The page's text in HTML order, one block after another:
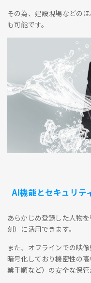
その為、建設現場などの
も可能です。
AI機能とセキュリテ
あらかじめ登録した人物
刻）に活用できます。
また、オフラインでの映
暗号化しており機密性の
業手順など）の安全な保管